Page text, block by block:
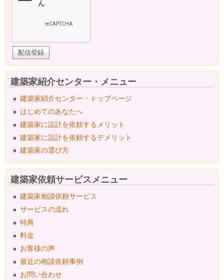
建築家紹介センター・メニュー
建築家紹介センター・トップページ
はじめてのあなたへ
建築家に設計を依頼するメリット
建築家に設計を依頼するデメリット
建築家の選び方
建築家依頼サービスメニュー
建築家相談依頼サービス
サービスの流れ
特典
料金
お客様の声
最近の相談依頼事例
お問い合わせ